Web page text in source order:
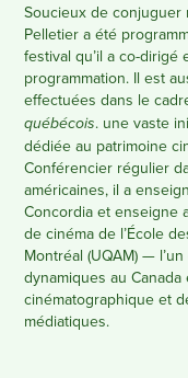
Soucieux de conjuguer
Pelletier a été
festival qu’il a co-
programmation. Il est
effectuées dans le
québécois. une vaste
dédiée au patrimoine
Conférencier régulier
américaines, il a
Concordia et enseigne
de cinéma de l’École
Montréal (UQAM) —
dynamiques au
cinématographique et
médiatiques.